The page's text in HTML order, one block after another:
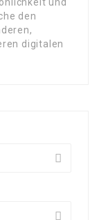
den
digitalen